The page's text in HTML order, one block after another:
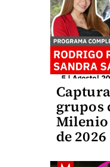
grupos
Milenio
de 2026